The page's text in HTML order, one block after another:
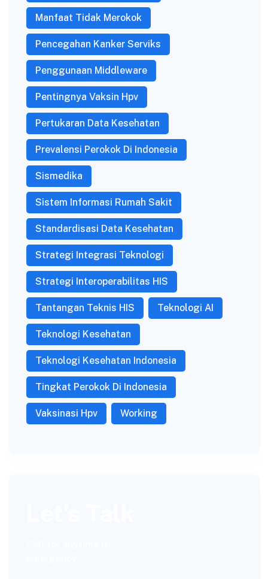
Manfaat Tidak Merokok
Pencegahan Kanker Serviks
Penggunaan Middleware
Pentingnya Vaksin Hpv
Pertukaran Data Kesehatan
Prevalensi Perokok Di Indonesia
Sismedika
Sistem Informasi Rumah Sakit
Standardisasi Data Kesehatan
Strategi Integrasi Teknologi
Strategi Interoperabilitas HIS
Tantangan Teknis HIS Teknologi AI
Teknologi Kesehatan
Teknologi Kesehatan Indonesia
Tingkat Perokok Di Indonesia
Vaksinasi Hpv Working